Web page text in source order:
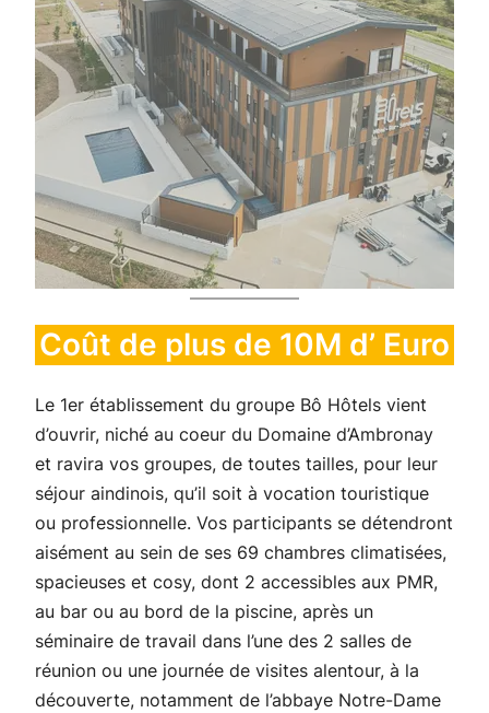
Coût de plus de 10M d’ Euro
Le 1er établissement du groupe Bô Hôtels vient
d’ouvrir, niché au coeur du Domaine d’Ambronay
et ravira vos groupes, de toutes tailles, pour leur
séjour aindinois, qu’il soit à vocation touristique
ou professionnelle. Vos participants se détendront
aisément au sein de ses 69 chambres climatisées,
spacieuses et cosy, dont 2 accessibles aux PMR,
au bar ou au bord de la piscine, après un
séminaire de travail dans l’une des 2 salles de
réunion ou une journée de visites alentour, à la
découverte, notamment de l’abbaye Notre-Dame